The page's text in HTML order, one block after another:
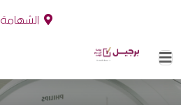
الشهامة